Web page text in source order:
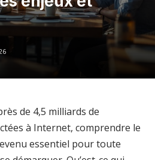
de 4,5 milliards de
à Internet, comprendre le
essentiel pour toute